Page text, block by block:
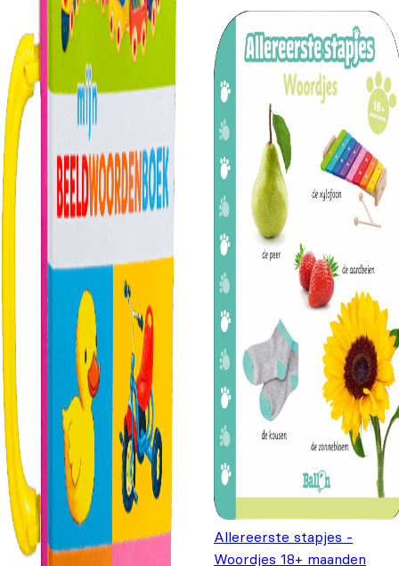
Allereerste stapjes -
Woordjes 18+ maanden